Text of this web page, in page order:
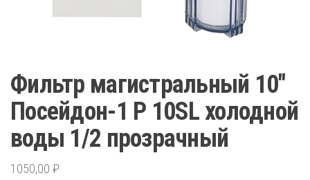
Фильтр магистральный 10″
Посейдон-1 Р 10SL холодной
воды 1/2 прозрачный
1050,00 ₽